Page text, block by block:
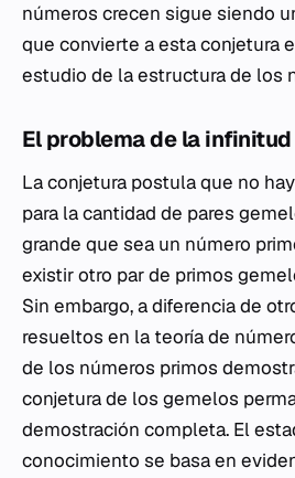
números crecen sigue siendo
que convierte a esta conjetura
estudio de la estructura de los
El problema de la infinitud
La conjetura postula que no
para la cantidad de pares
grande que sea un número
existir otro par de primos
Sin embargo, a diferencia de
resueltos en la teoría de
de los números primos
conjetura de los gemelos
demostración completa. El
conocimiento se basa en